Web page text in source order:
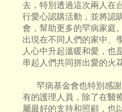
去，特別透過這次兩人在
行愛心認購活動，並將認
會，幫助更多的罕病家庭
出現在不同人們的家中、
人心中升起溫暖和愛，也
串起人們共同拼出愛的火
罕病基金會也特別感謝
有的護理人員，除了在醫
屬最好的支持和照顧，也